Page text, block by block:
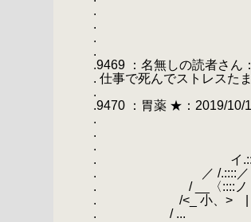
.
.
.
.
.9469 ：名無しの読者さん
. 仕事で死んでストレスた
.
.9470 ：胃薬 ★：2019/10/
.
.
. _ -
. イ.:::::::
. ／ /.::::
. / __〈::::ノ
. /<_ 小、> | ＼ｰ
. / ...